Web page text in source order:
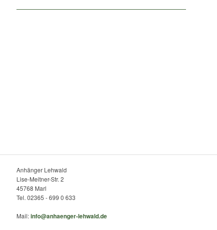
Anhänger Lehwald
Lise-Meitner-Str. 2
45768 Marl
Tel. 02365 - 699 0 633
Mail:info@anhaenger-lehwald.de